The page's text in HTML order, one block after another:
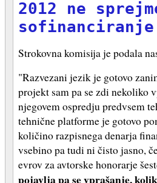
2012 ne
sofinanciranje
Strokovna komisija je podala
"Razvezani jezik je gotovo
projekt sam pa se zdi nekoliko
njegovem ospredju predvsem
tehnične platforme je gotovo
količino razpisnega denarja
vsebino pa tudi ni čisto jasno,
evrov za avtorske honorarje
pojavlja pa se vprašanje,